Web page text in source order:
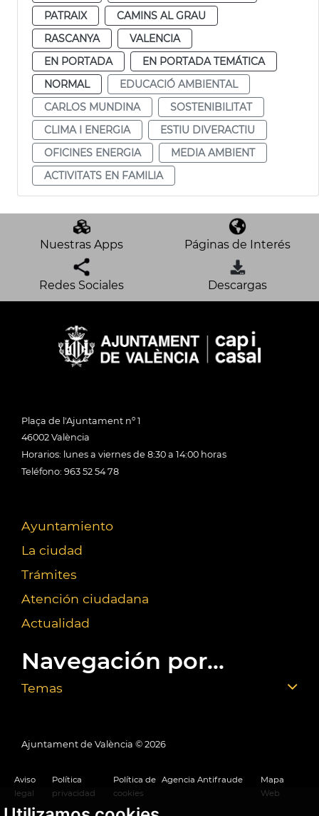
PATRAIX
CAMINS AL GRAU
RASCANYA
VALENCIA
EN PORTADA
EN PORTADA TEMÁTICA
NORMAL
EDUCACIÓ AMBIENTAL
CARLOS MUNDINA
SOSTENIBILITAT
CLIMA I ENERGIA
ESTIU DIVERACTIU
OFICINES ENERGIA
MEDIA AMBIENT
ACTIVITATS EN FAMILIA
Nuestras Apps Páginas de Interés
Redes Sociales Descargas
Plaça de l'Ajuntament nº 1
46002 València
Horarios: lunes a viernes de 8:30 a 14:00 horas
Teléfono: 963 52 54 78
Ayuntamiento
La ciudad
Trámites
Atención ciudadana
Actualidad
Navegación por...
Temas
Ajuntament de València © 2026
Aviso
legal
Política
privacidad
Política de
cookies
Agencia Antifraude
Mapa
Web